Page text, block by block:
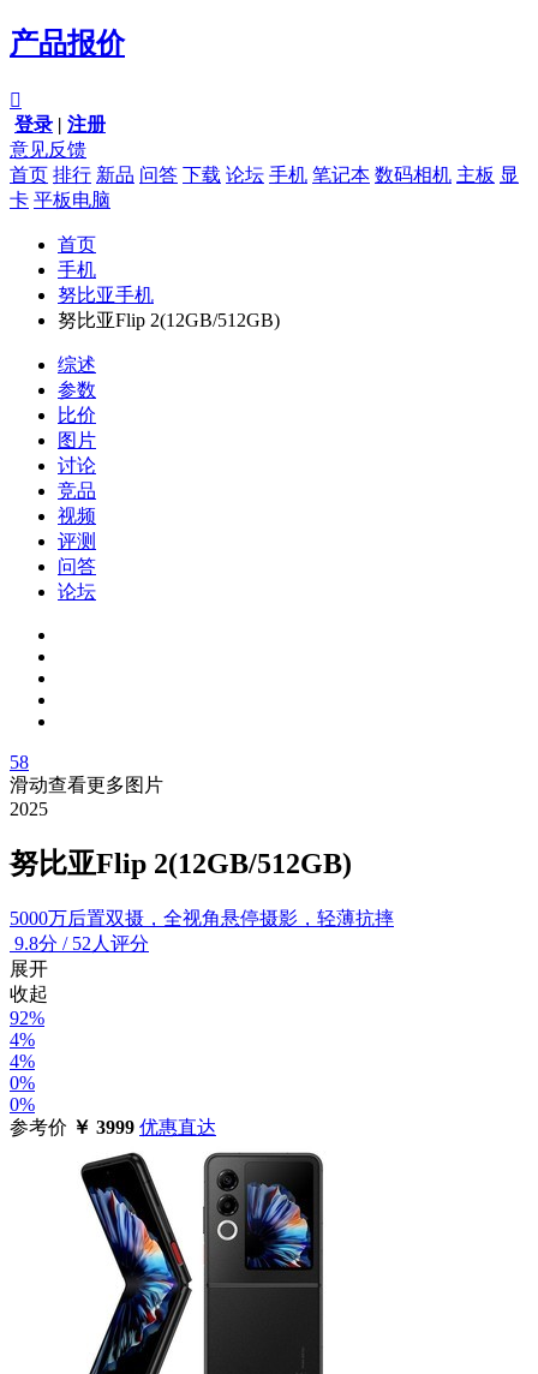
产品报价

登录 | 注册
意见反馈
首页 排行 新品 问答 下载 论坛 手机 笔记本 数码相机 主板 显
卡 平板电脑
首页
手机
努比亚手机
努比亚Flip 2(12GB/512GB)
综述
参数
比价
图片
讨论
竞品
视频
评测
问答
论坛
58
滑动查看更多图片
2025
努比亚Flip 2(12GB/512GB)
5000万后置双摄，全视角悬停摄影，轻薄抗摔
9.8分 / 52人评分
展开
收起
92%
4%
4%
0%
0%
参考价 ￥ 3999 优惠直达